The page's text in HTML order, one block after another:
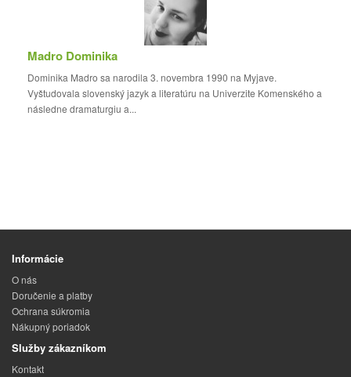
Madro Dominika
Dominika Madro sa narodila 3. novembra 1990 na Myjave.
Vyštudovala slovenský jazyk a literatúru na Univerzite Komenského a
následne dramaturgiu a...
Informácie
O nás
Doručenie a platby
Ochrana súkromia
Nákupný poriadok
Služby zákazníkom
Kontakt